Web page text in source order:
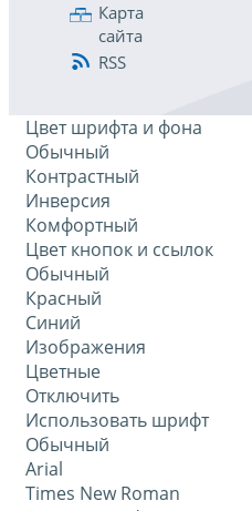
Карта
сайта
RSS
Цвет шрифта и фона
Обычный
Контрастный
Инверсия
Комфортный
Цвет кнопок и ссылок
Обычный
Красный
Синий
Изображения
Цветные
Отключить
Использовать шрифт
Обычный
Arial
Times New Roman